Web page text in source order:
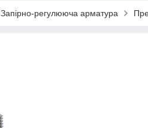
Запірно-регулююча арматура